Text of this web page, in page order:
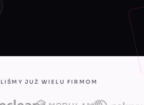
JUŻ WIELU FIRMOM